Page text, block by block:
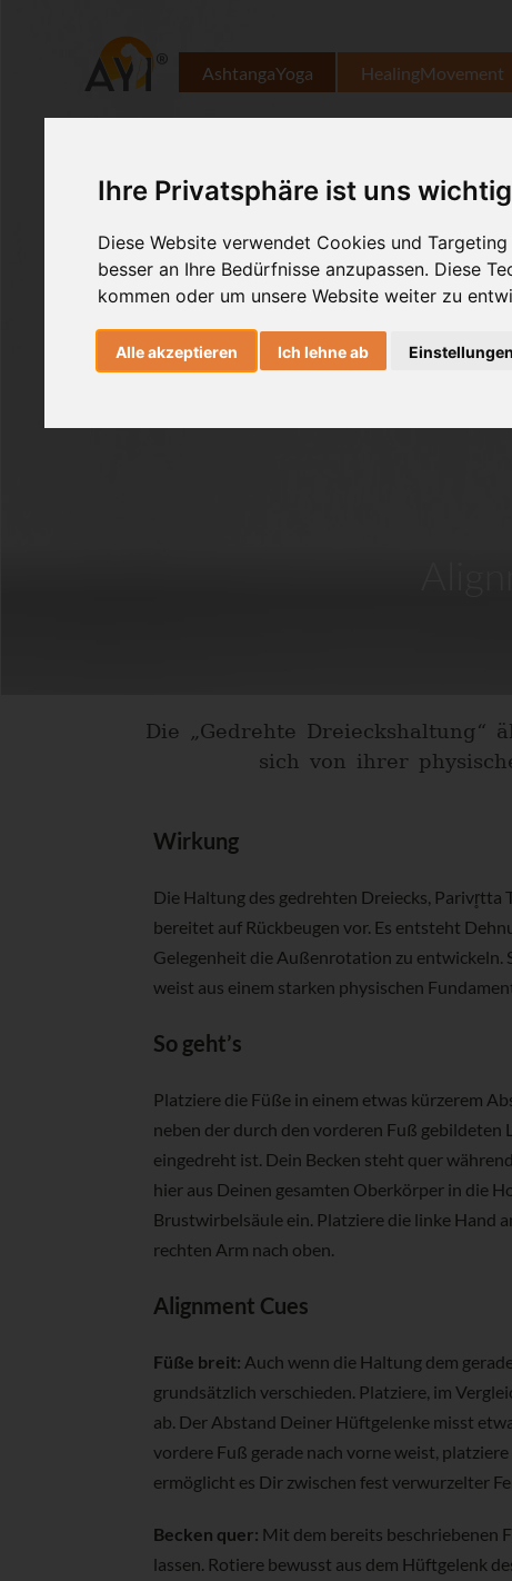
Ihre Privatsphäre ist uns wichtig
Diese Website verwendet Cookies und
besser an Ihre Bedürfnisse anzupassen. Diese
kommen oder um unsere Website weiter zu
Alle akzeptieren Ich lehne ab
AshtangaYoga HealingMovement
Die „Gedrehte Dreieckshaltung“
sich von ihrer
Wirkung
Die Haltung des gedrehten Dreiecks,
bereitet auf Rückbeugen vor. Es entsteht
Gelegenheit die Außenrotation zu entwickeln.
weist aus einem starken physischen
So geht’s
Platziere die Füße in einem etwas kürzerem
neben der durch den vorderen Fuß gebildeten
eingedreht ist. Dein Becken steht quer
hier aus Deinen gesamten Oberkörper in die
Brustwirbelsäule ein. Platziere die linke Hand
rechten Arm nach oben.
Alignment Cues
Füße breit: Auch wenn die Haltung dem
grundsätzlich verschieden. Platziere, im
ab. Der Abstand Deiner Hüftgelenke misst
vordere Fuß gerade nach vorne weist,
ermöglicht es Dir zwischen fest verwurzelter
Becken quer: Mit dem bereits beschriebenen
lassen. Rotiere bewusst aus dem Hüftgelenk